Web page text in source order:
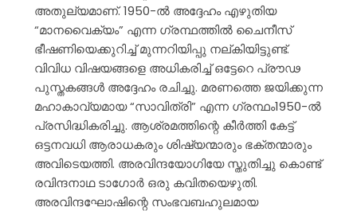
അതുല്യമാണ്. 1950-ൽ അദ്ദേഹം എഴുതിയ
“മാനവൈക്യം” എന്ന ഗ്രന്ഥത്തിൽ ചൈനീസ്
ഭീഷണിയെക്കുറിച്ച് മുന്നറിയിപ്പു നല്കിയിട്ടുണ്ട്.
വിവിധ വിഷയങ്ങളെ അധികരിച്ച് ഒട്ടേറെ പ്രൗഢ
പുസ്തകങ്ങൾ അദ്ദേഹം രചിച്ചു. മരണത്തെ ജയിക്കുന്ന
മഹാകാവ്യമായ “സാവിത്രി” എന്ന ഗ്രന്ഥം1950-ൽ
പ്രസിദ്ധികരിച്ചു. ആശ്രമത്തിന്റെ കീർത്തി കേട്ട്
ഒട്ടനവധി ആരാധകരും ശിഷ്യന്മാരും ഭക്തന്മാരും
അവിടെയത്തി. അരവിന്ദയോഗിയേ സ്തുതിച്ചു കൊണ്ട്
രവിന്ദനാഥ ടാഗോർ ഒരു കവിതയെഴുതി.
അരവിന്ദഘോഷിന്റെ സംഭവബഹുലമായ